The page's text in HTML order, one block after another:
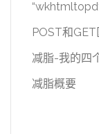
POST和GET
减脂-我的四
减脂概要